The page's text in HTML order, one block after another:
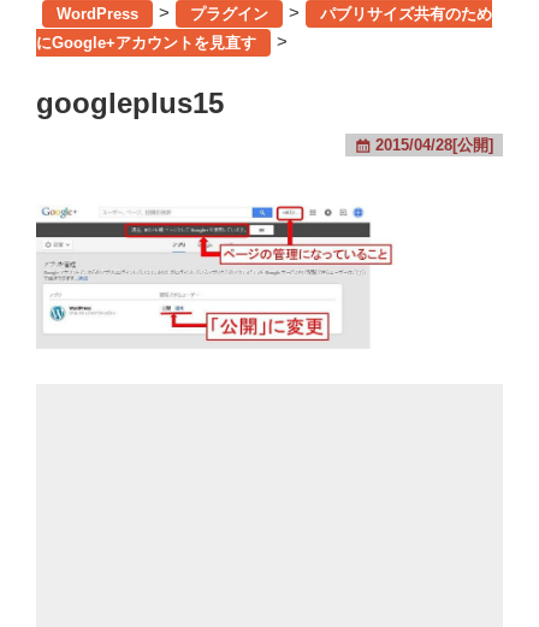
WordPress > プラグイン >
パブリサイズ共有のため
にGoogle+アカウントを見直す
>
googleplus15
2015/04/28[公開]